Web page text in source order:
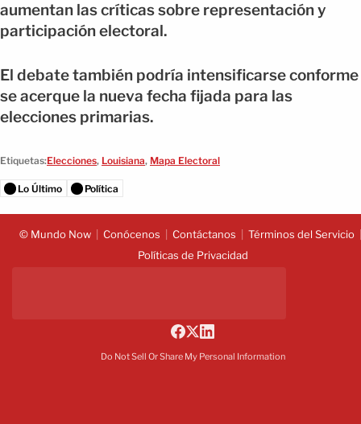
aumentan las críticas sobre representación y
participación electoral.
El debate también podría intensificarse conforme
se acerque la nueva fecha fijada para las
elecciones primarias.
Etiquetas:Elecciones, Louisiana, Mapa Electoral
Lo Último Política
© Mundo Now Conócenos Contáctanos
Términos del Servicio
Políticas de Privacidad
Do Not Sell Or Share My Personal Information